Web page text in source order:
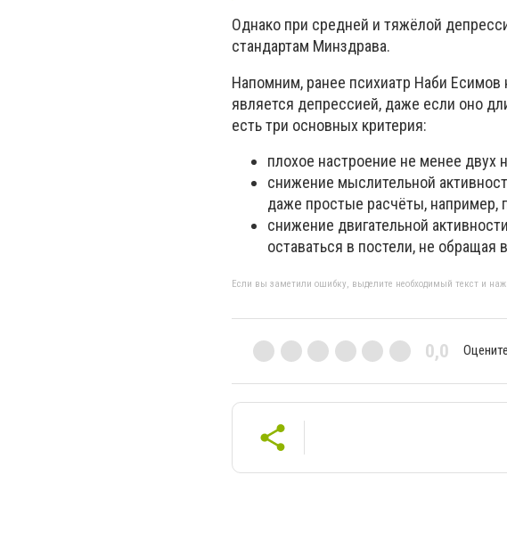
Однако при средней и тяжёлой
стандартам Минздрава.
Напомним, ранее психиатр Наби
является депрессией, даже если оно
есть три основных критерия:
плохое настроение не менее двух
снижение мыслительной
даже простые расчёты, например,
снижение двигательной
оставаться в постели, не обращая
Если вы заметили ошибку, выделите необходимый текст и
0,0